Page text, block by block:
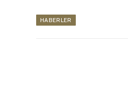
HABERLER